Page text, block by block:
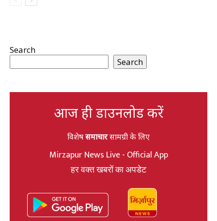
Search
Search
आज ही डाउनलोड करें
विशेषसमाचारसामग्री के लिए
Mirzapur News Live - Official App
हर वक्त खबरों का अपडेट